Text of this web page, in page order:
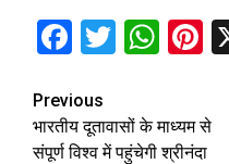
Facebook
Twitter
Continue
Reading
Previous
भारतीय दूतावासों के माध्यम से
संपूर्ण विश्व में पहुंचेगी श्रीनंदा